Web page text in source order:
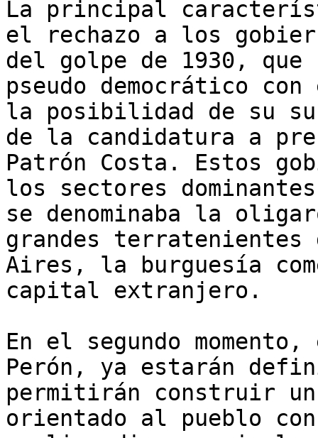
La principal
el rechazo a los
del golpe de 1930, que
pseudo democrático
la posibilidad de su
de la candidatura a
Patrón Costa. Estos
los sectores
se denominaba la
grandes terratenientes
Aires, la burguesía
capital extranjero.
En el segundo
Perón, ya estarán
permitirán construir
orientado al pueblo